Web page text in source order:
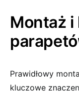
Montaż
Prawidłowy
kluczowe